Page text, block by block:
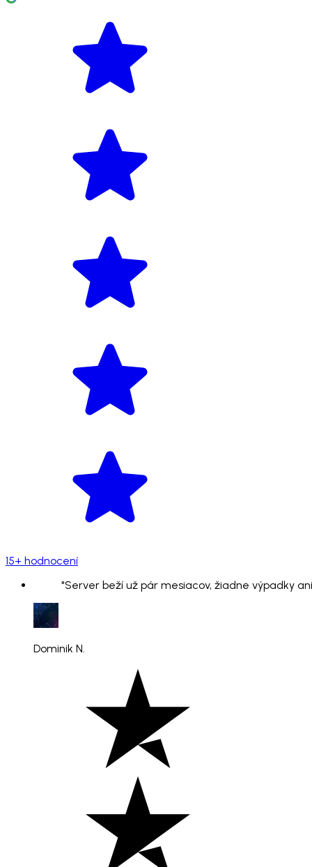
15+ hodnocení
"Server beží už pár mesiacov, žiadne výpadky
Dominik N.